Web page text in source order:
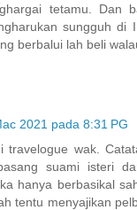
tetamu. Dan
sungguh di
berbalui lah beli
2021 pada 8:31 PG
travelogue wak.
suami isteri
hanya berbasikal
tentu menyajikan